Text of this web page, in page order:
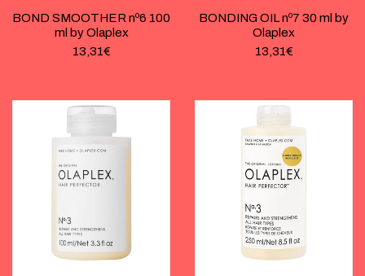
BOND SMOOTHER nº6 100
ml by Olaplex
13,31€
BONDING OIL nº7 30 ml by
Olaplex
13,31€